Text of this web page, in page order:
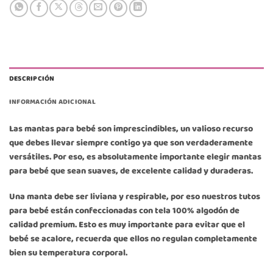
DESCRIPCIÓN
INFORMACIÓN ADICIONAL
Las mantas para bebé son imprescindibles, un valioso recurso
que debes llevar siempre contigo ya que son verdaderamente
versátiles. Por eso, es absolutamente importante elegir mantas
para bebé que sean suaves, de excelente calidad y duraderas.
Una manta debe ser liviana y respirable, por eso nuestros tutos
para bebé están confeccionadas con tela 100% algodón de
calidad premium. Esto es muy importante para evitar que el
bebé se acalore, recuerda que ellos no regulan completamente
bien su temperatura corporal.